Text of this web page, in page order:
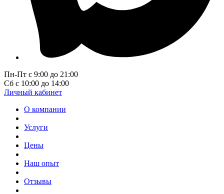
Пн-Пт с 9:00 до 21:00
Сб с 10:00 до 14:00
Личный кабинет
О компании
Услуги
Цены
Наш опыт
Отзывы